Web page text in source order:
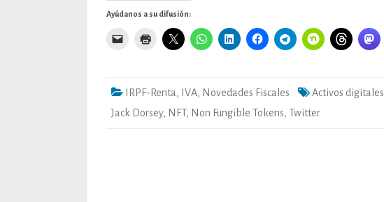
Ayúdanos a su difusión:
IRPF-Renta , IVA, Novedades Fiscales Activos digitales
Jack Dorsey, NFT, Non Fungible Tokens, Twitter